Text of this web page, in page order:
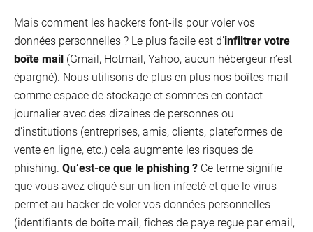
Mais comment les hackers font-ils pour voler vos
données personnelles ? Le plus facile est d’infiltrer votre
boîte mail (Gmail, Hotmail, Yahoo, aucun hébergeur n’est
épargné). Nous utilisons de plus en plus nos boîtes mail
comme espace de stockage et sommes en contact
journalier avec des dizaines de personnes ou
d’institutions (entreprises, amis, clients, plateformes de
vente en ligne, etc.) cela augmente les risques de
phishing. Qu’est-ce que le phishing ? Ce terme signifie
que vous avez cliqué sur un lien infecté et que le virus
permet au hacker de voler vos données personnelles
(identifiants de boîte mail, fiches de paye reçue par email,